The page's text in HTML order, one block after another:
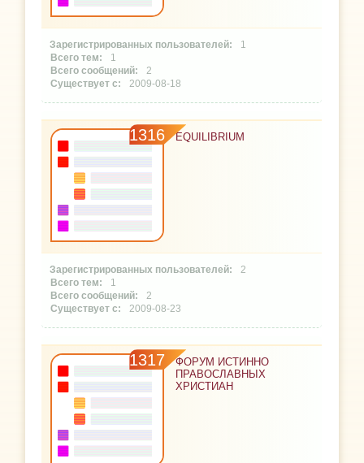
1
1
2
2009-08-18
1316 EQUILIBRIUM
2
1
2
2009-08-23
1317
ФОРУМ ИСТИННО
ПРАВОСЛАВНЫХ
ХРИСТИАН